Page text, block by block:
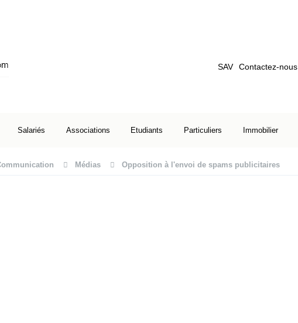
SAV Contactez-nous
Salariés Associations Etudiants Particuliers Immobilier
Médias Opposition à l'envoi de spams publicitaires